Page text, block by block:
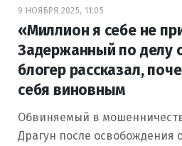
9 НОЯБРЯ 2025, 11:05
«Миллион я себе не
Задержанный по делу
блогер рассказал,
себя виновным
Обвиняемый в
Драгун после освобождения